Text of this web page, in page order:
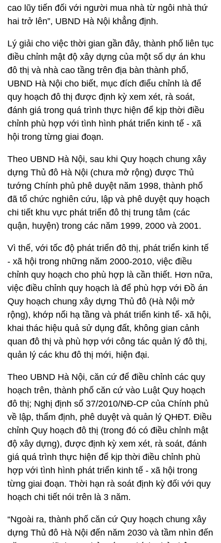
cao lũy tiến đối với người mua nhà từ ngôi nhà thứ
hai trở lên”, UBND Hà Nội khẳng định.
Lý giải cho việc thời gian gần đây, thành phố liên tục
điều chỉnh mật độ xây dựng của một số dự án khu
đô thị và nhà cao tầng trên địa bàn thành phố,
UBND Hà Nội cho biết, mục đích điểu chỉnh là để
quy hoạch đô thị được định kỳ xem xét, rà soát,
đánh giá trong quá trình thực hiện để kịp thời điều
chỉnh phù hợp với tình hình phát triển kinh tế - xã
hội trong từng giai đoạn.
Theo UBND Hà Nội, sau khi Quy hoạch chung xây
dựng Thủ đô Hà Nội (chưa mở rộng) được Thủ
tướng Chính phủ phê duyệt năm 1998, thành phố
đã tổ chức nghiên cứu, lập và phê duyệt quy hoạch
chi tiết khu vực phát triển đô thị trung tâm (các
quận, huyện) trong các năm 1999, 2000 và 2001.
Vì thế, với tốc độ phát triển đô thị, phát triển kinh tế
- xã hội trong những năm 2000-2010, việc điều
chỉnh quy hoạch cho phù hợp là cần thiết. Hơn nữa,
việc điều chỉnh quy hoạch là để phù hợp với Đồ án
Quy hoạch chung xây dựng Thủ đô (Hà Nội mở
rộng), khớp nối hạ tầng và phát triển kinh tế- xã hội,
khai thác hiệu quả sử dụng đất, không gian cảnh
quan đô thị và phù hợp với công tác quản lý đô thị,
quản lý các khu đô thị mới, hiện đại.
Theo UBND Hà Nội, căn cứ để điều chỉnh các quy
hoạch trên, thành phố căn cứ vào Luật Quy hoạch
đô thị; Nghị định số 37/2010/NĐ-CP của Chính phủ
về lập, thẩm định, phê duyệt và quản lý QHĐT. Điều
chỉnh Quy hoạch đô thị (trong đó có điều chỉnh mật
độ xây dựng), được định kỳ xem xét, rà soát, đánh
giá quá trình thực hiện để kịp thời điều chỉnh phù
hợp với tình hình phát triển kinh tế - xã hội trong
từng giai đoạn. Thời hạn rà soát định kỳ đối với quy
hoạch chi tiết nói trên là 3 năm.
“Ngoài ra, thành phố căn cứ Quy hoạch chung xây
dựng Thủ đô Hà Nội đến năm 2030 và tầm nhìn đến